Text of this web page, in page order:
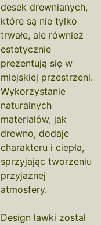
desek drewnianych,
które są nie tylko
trwałe, ale również
estetycznie
prezentują się w
miejskiej przestrzeni.
Wykorzystanie
naturalnych
materiałów, jak
drewno, dodaje
charakteru i ciepła,
sprzyjając tworzeniu
przyjaznej
atmosfery.
Design ławki został